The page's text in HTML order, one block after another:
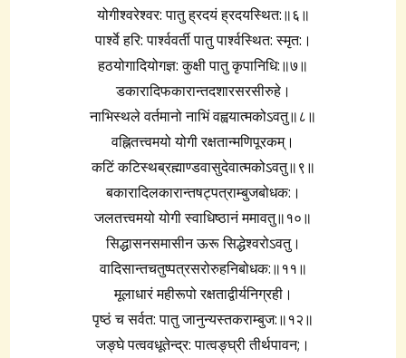
योगीश्वरेश्वर: पातु ह्रदयं ह्रदयस्थित:॥६॥
पार्श्वे हरि: पार्श्ववर्ती पातु पार्श्वस्थित: स्मृत:।
हठयोगादियोगज्ञ: कुक्षी पातु कृपानिधि:॥७॥
डकारादिफकारान्तदशारसरसीरुहे।
नाभिस्थले वर्तमानो नाभिं वह्वयात्मकोऽवतु॥८॥
वह्नितत्त्वमयो योगी रक्षतान्मणिपूरकम्।
कटिं कटिस्थब्रह्माण्डवासुदेवात्मकोऽवतु॥९॥
बकारादिलकारान्तषट्‍पत्राम्बुजबोधक:।
जलतत्त्वमयो योगी स्वाधिष्ठानं ममावतु॥१०॥
सिद्धासनसमासीन ऊरू सिद्धेश्वरोऽवतु।
वादिसान्तचतुष्पत्रसरोरुहनिबोधक:॥११॥
मूलाधारं महीरूपो रक्षताद्वीर्यनिग्रही।
पृष्ठं च सर्वत: पातु जानुन्यस्तकराम्बुज:॥१२॥
जङ्घे पत्ववधूतेन्द्र: पात्वङ्घ्री तीर्थपावन;।